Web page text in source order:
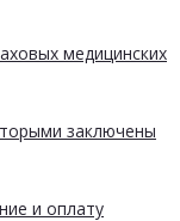
медицинских
заключены
и оплату